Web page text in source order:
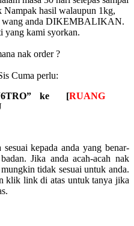
Nampak hasil walaupun 1kg,
wang anda DIKEMBALIKAN.
yang kami syorkan.
nak order ?
Cuma perlu:
ke [RUANG
kepada anda yang benar-
Jika anda acah-acah nak
tidak sesuai untuk anda.
klik link di atas untuk tanya jika